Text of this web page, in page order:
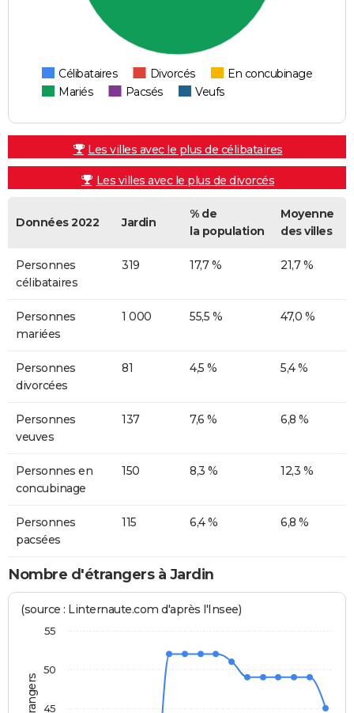
Célibataires Divorcés
En concubinage
Mariés
Pacsés Veufs
Les villes avec le plus de célibataires
Les villes avec le plus de divorcés
Données 2022 Jardin
% de
la population
Moyenne
des villes
Personnes
célibataires
319 17,7 % 21,7 %
Personnes
mariées
1 000 55,5 % 47,0 %
Personnes
divorcées
81 4,5 % 5,4 %
Personnes
veuves
137 7,6 % 6,8 %
Personnes en
concubinage
150 8,3 % 12,3 %
Personnes
pacsées
115 6,4 % 6,8 %
Nombre d'étrangers à Jardin
(source : Linternaute.com d'après l'Insee)
45
50
55